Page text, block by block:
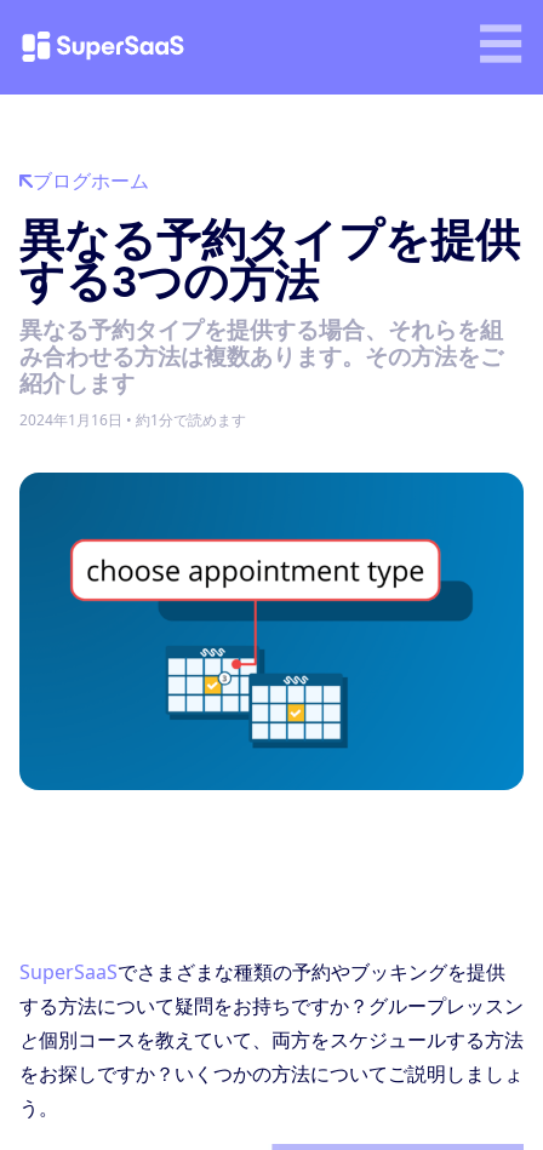
ブログホーム
異なる予約タイプを提供
する3つの方法
異なる予約タイプを提供する場合、それらを組
み合わせる方法は複数あります。その方法をご
紹介します
2024年1月16日 • 約1分で読めます
SuperSaaSでさまざまな種類の予約やブッキングを提供
する方法について疑問をお持ちですか？グループレッスン
と個別コースを教えていて、両方をスケジュールする方法
をお探しですか？いくつかの方法についてご説明しましょ
う。